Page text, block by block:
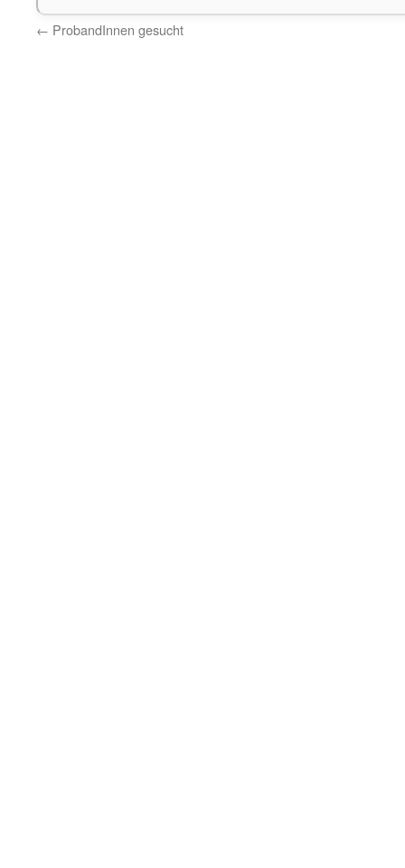
← ProbandInnen gesucht